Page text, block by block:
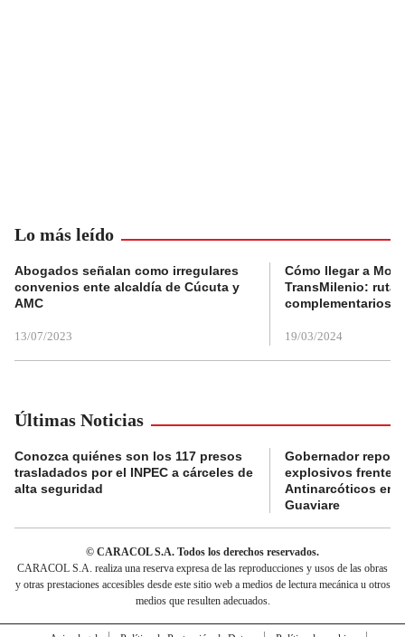
Lo más leído
Abogados señalan como irregulares
convenios ente alcaldía de Cúcuta y
AMC
13/07/2023
Cómo llegar a
TransMilenio:
complementarios
19/03/2024
Últimas Noticias
Conozca quiénes son los 117 presos
trasladados por el INPEC a cárceles de
alta seguridad
Gobernador
explosivos frente a
Antinarcóticos en
Guaviare
© CARACOL S.A. Todos los derechos reservados.
CARACOL S.A. realiza una reserva expresa de las reproducciones y usos de las obras
y otras prestaciones accesibles desde este sitio web a medios de lectura mecánica u otros
medios que resulten adecuados.